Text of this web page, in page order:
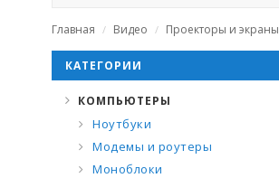
Главная / Видео / Проекторы и экраны
КАТЕГОРИИ
КОМПЬЮТЕРЫ
Ноутбуки
Модемы и роутеры
Моноблоки